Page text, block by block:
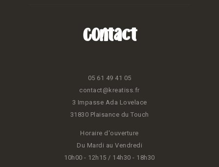
Contact
05 61 49 41 05
contact@kreatiss.fr
3 Impasse Ada Lovelace
31830 Plaisance du Touch
Horaire d'ouverture
Du Mardi au Vendredi
10h00 - 12h15 / 14h30 - 18h30